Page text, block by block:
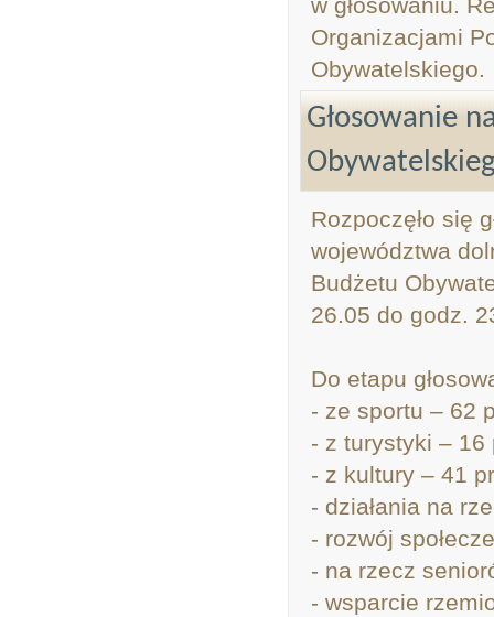
Organizacjami
Obywatelskiego.
Głosowanie
Rozpoczęło się
województwa
Budżetu
26.05 do godz.
Do etapu
- ze sportu – 62
- z turystyki – 16
- z kultury – 41
- działania na
- rozwój
- na rzecz
- wsparcie